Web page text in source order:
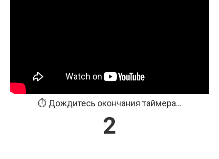
⏱️ Дождитесь окончания таймера...
2